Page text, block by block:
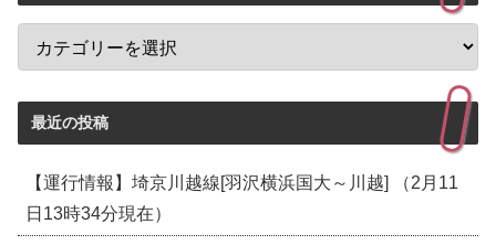
最近の投稿
【運行情報】埼京川越線[羽沢横浜国大～川越] （2月11
日13時34分現在）